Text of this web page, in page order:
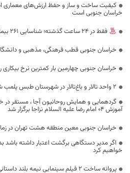
کیفیت ساخت و ساز و حفظ ارزش‌های معماری
خراسان جنوبی است
فقط در 24 ساعت گذشته؛ شناسایی 261 بیمار جدید کرونا در خراسان جنوبی
خراسان جنوبی قطب فرهنگی، مذهبی و
خراسان جنوبی چهارمین بار کمترین نرخ
۲ واحد تالار و باغ‌تالار در شهرستان طبس پلمب شد
گردهمایی و همایش روحانیون آجا ، مستقر در
آموزش ۰۴ امام رضا علیه السلام نزاجا برگزار شد
خراسان جنوبی معین منطقه هشت تهران در
اگر مدیر دستگاهی برگشت اعتبار داشته
خواهیم کرد
پروانه ساخت ۲ فیلم سینمایی نیمه بلند داستانی برای بخش خصوصی صادر شد